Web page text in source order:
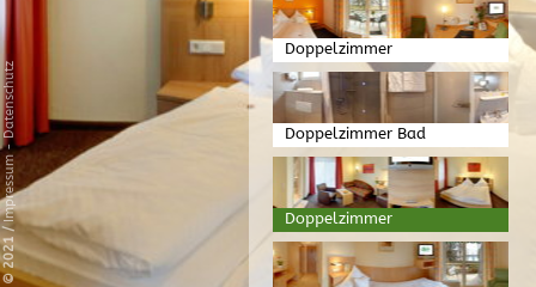
Doppelzimmer
Doppelzimmer Bad
Doppelzimmer
/
Impressum
-
Datenschutz